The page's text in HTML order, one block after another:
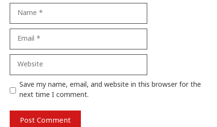
Website
Save my name, email, and website in this browser for the
next time I comment.